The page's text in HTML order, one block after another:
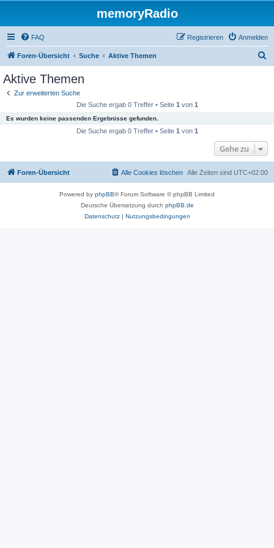
memoryRadio
FAQ Anmelden
Registrieren
Foren-Übersicht Suche Aktive Themen
Aktive Themen
Zur erweiterten Suche
Die Suche ergab 0 Treffer • Seite 1 von 1
Es wurden keine passenden Ergebnisse gefunden.
Die Suche ergab 0 Treffer • Seite 1 von 1
Gehe zu
Foren-Übersicht Alle Zeiten sind UTC+02:00
Alle Cookies löschen
Powered by phpBB® Forum Software © phpBB Limited
Deutsche Übersetzung durch phpBB.de
Datenschutz| Nutzungsbedingungen